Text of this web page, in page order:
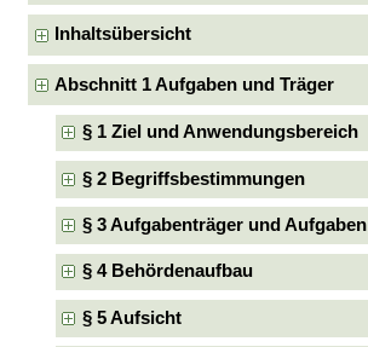
Inhaltsübersicht
Abschnitt 1 Aufgaben und Träger
§ 1 Ziel und Anwendungsbereich
§ 2 Begriffsbestimmungen
§ 3 Aufgabenträger und Aufgaben
§ 4 Behördenaufbau
§ 5 Aufsicht